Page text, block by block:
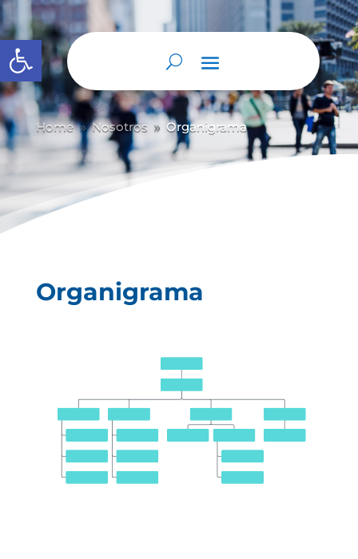
Abrir barra de herramientas
Home 9 Nosotros 9 Organigrama
Organigrama